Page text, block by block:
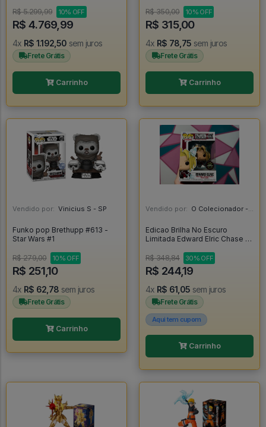
R$ 5.299,99 10% OFF
R$ 4.769,99
4x R$ 1.192,50 sem juros
Frete Grátis
Carrinho
R$ 350,00 10% OFF
R$ 315,00
4x R$ 78,75 sem juros
Frete Grátis
Carrinho
Vendido por: Vinicius S - SP
Funko pop Brethupp #613 -
Star Wars #1
R$ 279,00 10% OFF
R$ 251,10
4x R$ 62,78 sem juros
Frete Grátis
Carrinho
Vendido por: O Colecionador - SP
Edicao Brilha No Escuro
Limitada Edward Elric Chase -
R$ 348,84
30% OFF
R$ 244,19
4x R$ 61,05 sem juros
Frete Grátis
Aqui tem cupom
Carrinho